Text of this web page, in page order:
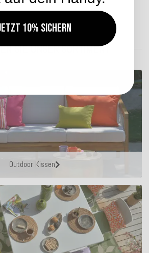
ca. 2-4 Werktage
SIE UNSER SORTIMENT
Outdoor Kissen
10% sichern